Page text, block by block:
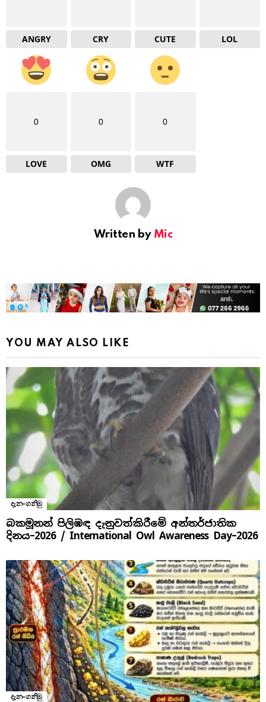
ANGRY CRY CUTE LOL
0
LOVE
0
OMG
0
WTF
Written by Mic
YOU MAY ALSO LIKE
දැන-ගනිමු
බකමූනන් පිලිඹඳ දැනුවත්කිරීමේ අන්තර්ජාතික
දිනය​–2026 / International Owl Awareness Day–2026
දැන-ගනිමු